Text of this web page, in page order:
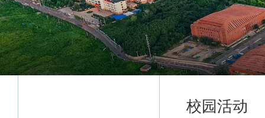
学校简介
学校章程
现任领导
治理机构
院系中心
培养单位
两院
杰出
专任
教育
校园活动